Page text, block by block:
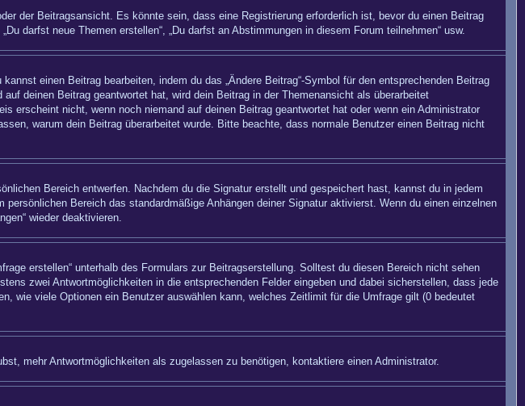
der Beitragsansicht. Es könnte sein, dass eine Registrierung erforderlich ist, bevor du einen Beitrag
darfst neue Themen erstellen“, „Du darfst an Abstimmungen in diesem Forum teilnehmen“ usw.
einen Beitrag bearbeiten, indem du das „Ändere Beitrag“-Symbol für den entsprechenden Beitrag
deinen Beitrag geantwortet hat, wird dein Beitrag in der Themenansicht als überarbeitet
erscheint nicht, wenn noch niemand auf deinen Beitrag geantwortet hat oder wenn ein Administrator
warum dein Beitrag überarbeitet wurde. Bitte beachte, dass normale Benutzer einen Beitrag nicht
Bereich entwerfen. Nachdem du die Signatur erstellt und gespeichert hast, kannst du in jedem
Bereich das standardmäßige Anhängen deiner Signatur aktivierst. Wenn du einen einzelnen
wieder deaktivieren.
erstellen“ unterhalb des Formulars zur Beitragserstellung. Solltest du diesen Bereich nicht sehen
zwei Antwortmöglichkeiten in die entsprechenden Felder eingeben und dabei sicherstellen, dass jede
wie viele Optionen ein Benutzer auswählen kann, welches Zeitlimit für die Umfrage gilt (0 bedeutet
mehr Antwortmöglichkeiten als zugelassen zu benötigen, kontaktiere einen Administrator.